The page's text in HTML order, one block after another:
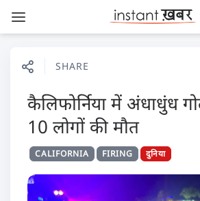
SHARE
कैलिफोर्निया में अंधाधुंध
10 लोगों की मौत
CALIFORNIA FIRING दुनिया